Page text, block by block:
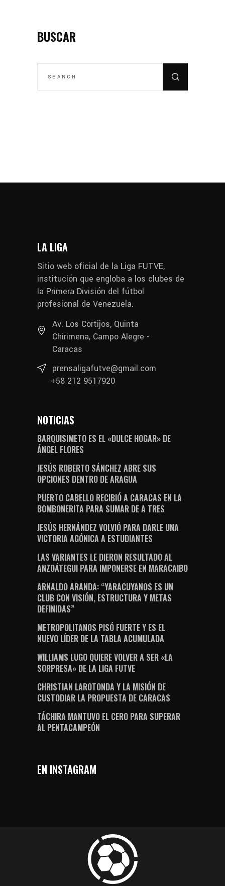
BUSCAR
LA LIGA
Sitio web oficial de la Liga FUTVE,
institución que engloba a los clubes de
la Primera División del fútbol
profesional de Venezuela.
Av. Los Cortijos, Quinta
Chirimena, Campo Alegre -
Caracas
prensaligafutve@gmail.com
+58 212 9517920
NOTICIAS
BARQUISIMETO ES EL «DULCE HOGAR» DE
ÁNGEL FLORES
JESÚS ROBERTO SÁNCHEZ ABRE SUS
OPCIONES DENTRO DE ARAGUA
PUERTO CABELLO RECIBIÓ A CARACAS EN LA
BOMBONERITA PARA SUMAR DE A TRES
JESÚS HERNÁNDEZ VOLVIÓ PARA DARLE UNA
VICTORIA AGÓNICA A ESTUDIANTES
LAS VARIANTES LE DIERON RESULTADO AL
ANZOÁTEGUI PARA IMPONERSE EN MARACAIBO
ARNALDO ARANDA: “YARACUYANOS ES UN
CLUB CON VISIÓN, ESTRUCTURA Y METAS
DEFINIDAS”
METROPOLITANOS PISÓ FUERTE Y ES EL
NUEVO LÍDER DE LA TABLA ACUMULADA
WILLIAMS LUGO QUIERE VOLVER A SER «LA
SORPRESA» DE LA LIGA FUTVE
CHRISTIAN LAROTONDA Y LA MISIÓN DE
CUSTODIAR LA PROPUESTA DE CARACAS
TÁCHIRA MANTUVO EL CERO PARA SUPERAR
AL PENTACAMPEÓN
EN INSTAGRAM